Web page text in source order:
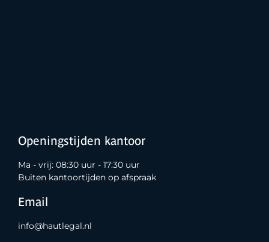
Openingstijden kantoor
Ma - vrij: 08:30 uur - 17:30 uur
Buiten kantoortijden op afspraak
Email
info@hautlegal.nl